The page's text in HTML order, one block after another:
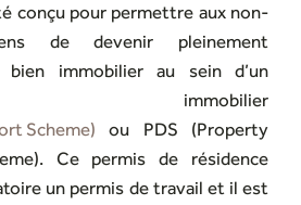
conçu pour permettre aux non-
de devenir pleinement
bien immobilier au sein d’un
immobilier
Scheme) ou PDS (Property
Ce permis de résidence
un permis de travail et il est